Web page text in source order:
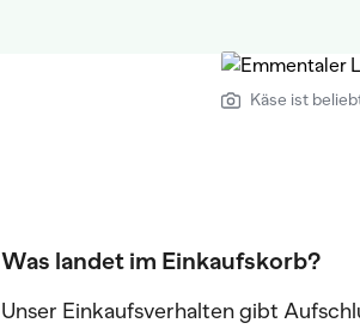
Käse ist
Was landet im Einkaufskorb?
Unser Einkaufsverhalten gibt